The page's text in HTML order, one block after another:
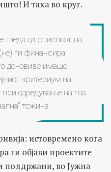
И така во круг.
гледа од списокот на
ги финансира
деновиве имаше
критериум на
при одредување на тоа
тежина
истовремено кога
ги објави проектите
поддржани, во Јужна